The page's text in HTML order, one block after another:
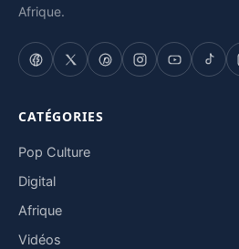
Afrique.
CATÉGORIES
Pop Culture
Digital
Afrique
Vidéos